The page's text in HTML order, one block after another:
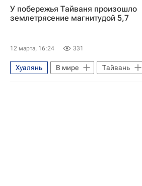
У побережья Тайваня произошло
землетрясение магнитудой 5,7
12 марта, 16:24 331
Хуалянь В мире Тайвань